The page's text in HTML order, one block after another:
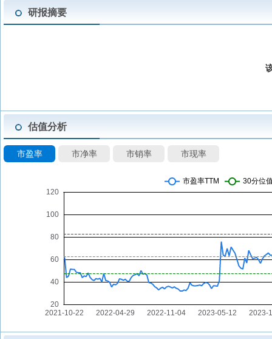
研报摘要
估值分析
市盈率 市净率 市销率 市现率